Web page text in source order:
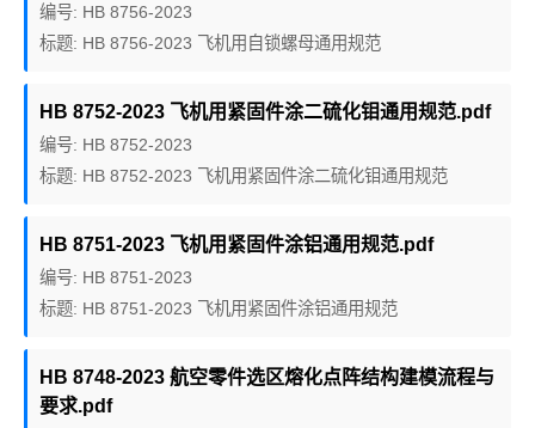
编号: HB 8756-2023
标题: HB 8756-2023 飞机用自锁螺母通用规范
HB 8752-2023 飞机用紧固件涂二硫化钼通用规范.pdf
编号: HB 8752-2023
标题: HB 8752-2023 飞机用紧固件涂二硫化钼通用规范
HB 8751-2023 飞机用紧固件涂铝通用规范.pdf
编号: HB 8751-2023
标题: HB 8751-2023 飞机用紧固件涂铝通用规范
HB 8748-2023 航空零件选区熔化点阵结构建模流程与
要求.pdf